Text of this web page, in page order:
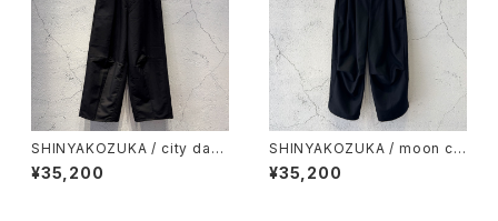
SHINYAKOZUKA / city dart
s straight(ISSUE#9) / night
black
¥35,200
SHINYAKOZUKA / moon cu
rved shorts(ISSUE#9) / nig
ht black
¥35,200